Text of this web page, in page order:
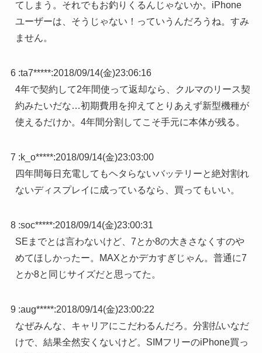
てしまう。それでもお釣りくるんじゃないか。iPhone
ユーザーは、そうじゃない！っていうんだろうね。すみ
ません。
6 :ta7*****:2018/09/14(金)23:06:16
4年で契約して2年間使って返却なら、クルマのリース契
約みたいだな…初期費用を抑えてとりあえず新型機種が
使えるだけか。4年間分割してこそ手元に本体が残る。
7 :k_o*****:2018/09/14(金)23:03:00
四年間毎日充電してもヘタらないバッテリーと絶対割れ
ないディスプレイに成っているなら、買ってもいい。
8 :soc*****:2018/09/14(金)23:00:31
SEまでとは言わないけど、7とか8の大きさなくすのや
めてほしかったー。MAXとかデカすぎじゃん。普通に7
とか8と同じサイズだと思ってた。
9 :aug*****:2018/09/14(金)23:00:22
なぜみんな、キャリアにこだわるんだろ。分割払いなだ
けで、結果全然安くないけど。SIMフリーのiPhone買っ